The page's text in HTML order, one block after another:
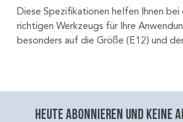
Diese Spezifikationen helfen Ihnen bei
richtigen Werkzeugs für Ihre
besonders auf die Größe (E12) und
Heute abonnieren und keine